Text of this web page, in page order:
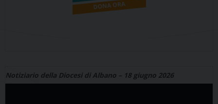
Notiziario della Diocesi di Albano – 18 giugno 2026